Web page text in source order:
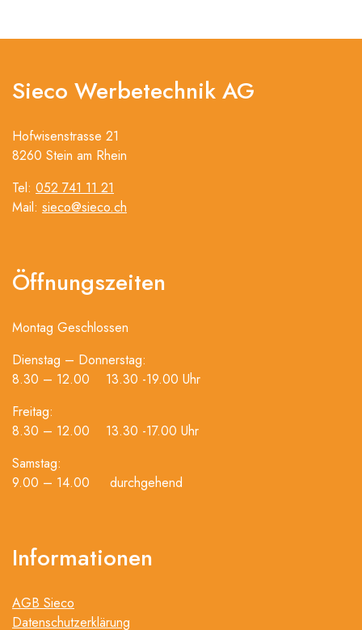
Sieco Werbetechnik AG
Hofwisenstrasse 21
8260 Stein am Rhein
Tel: 052 741 11 21
Mail: sieco@sieco.ch
Öffnungszeiten
Montag Geschlossen
Dienstag – Donnerstag:
8.30 – 12.00 13.30 -19.00 Uhr
Freitag:
8.30 – 12.00 13.30 -17.00 Uhr
Samstag:
9.00 – 14.00 durchgehend
Informationen
AGB Sieco
Datenschutzerklärung